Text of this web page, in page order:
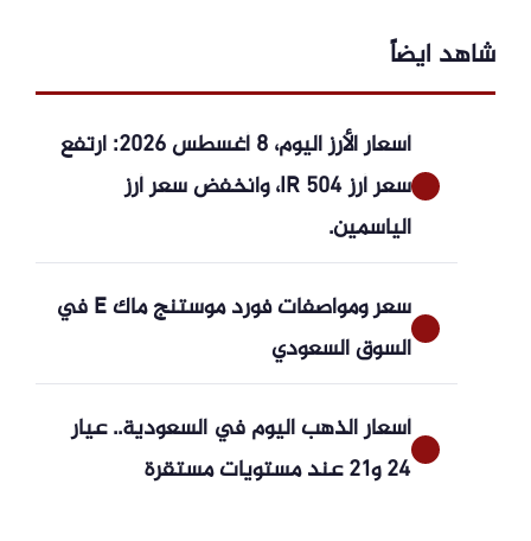
شاهد ايضاً
أسعار الأرز اليوم، 8 أغسطس 2026: ارتفع
سعر أرز IR 504، وانخفض سعر أرز
الياسمين.
سعر ومواصفات فورد موستنج ماك E في
السوق السعودي
أسعار الذهب اليوم في السعودية.. عيار
24 و21 عند مستويات مستقرة